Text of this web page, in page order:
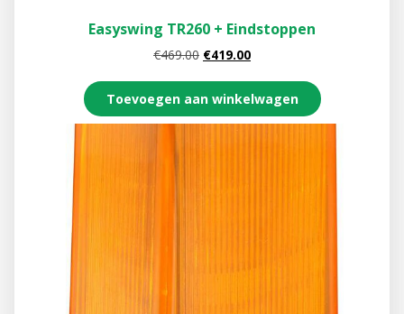
Easyswing TR260 + Eindstoppen
€469.00 €419.00
Toevoegen aan winkelwagen